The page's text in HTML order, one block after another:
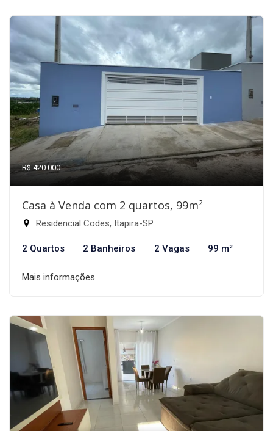
R$ 420.000
Casa à Venda com 2 quartos, 99m²
Residencial Codes, Itapira-SP
2 Quartos 2 Banheiros 2 Vagas 99 m²
Mais informações